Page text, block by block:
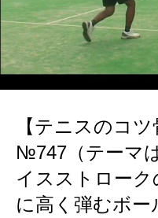
【テニスのコ
№747（テーマ
イスストロー
に高く弾むボ